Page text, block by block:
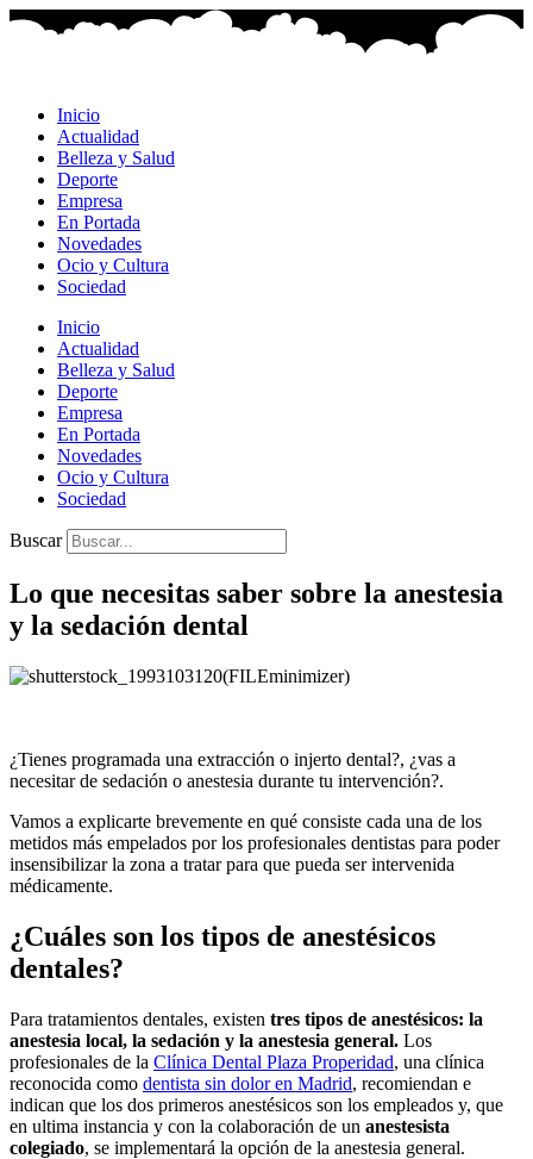
Ir
Inicio
Actualidad
Belleza y Salud
Deporte
Empresa
En Portada
Novedades
Ocio y Cultura
Sociedad
Inicio
Actualidad
Belleza y Salud
Deporte
Empresa
En Portada
Novedades
Ocio y Cultura
Sociedad
Buscar
Lo que necesitas saber sobre la anestesia
y la sedación dental
¿Tienes programada una extracción o injerto dental?, ¿vas a
necesitar de sedación o anestesia durante tu intervención?.
Vamos a explicarte brevemente en qué consiste cada una de los
metidos más empelados por los profesionales dentistas para poder
insensibilizar la zona a tratar para que pueda ser intervenida
médicamente.
¿Cuáles son los tipos de anestésicos
dentales?
Para tratamientos dentales, existen tres tipos de anestésicos: la
anestesia local, la sedación y la anestesia general. Los
profesionales de la Clínica Dental Plaza Properidad, una clínica
reconocida como dentista sin dolor en Madrid, recomiendan e
indican que los dos primeros anestésicos son los empleados y, que
en ultima instancia y con la colaboración de un anestesista
colegiado, se implementará la opción de la anestesia general.